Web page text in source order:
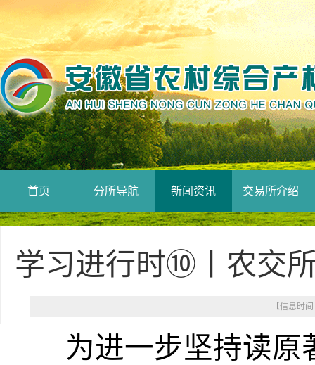
首页 分所导航 新闻资讯 交易所介绍
学习进行时⑩丨农交
【信息时
为进一步坚持读原